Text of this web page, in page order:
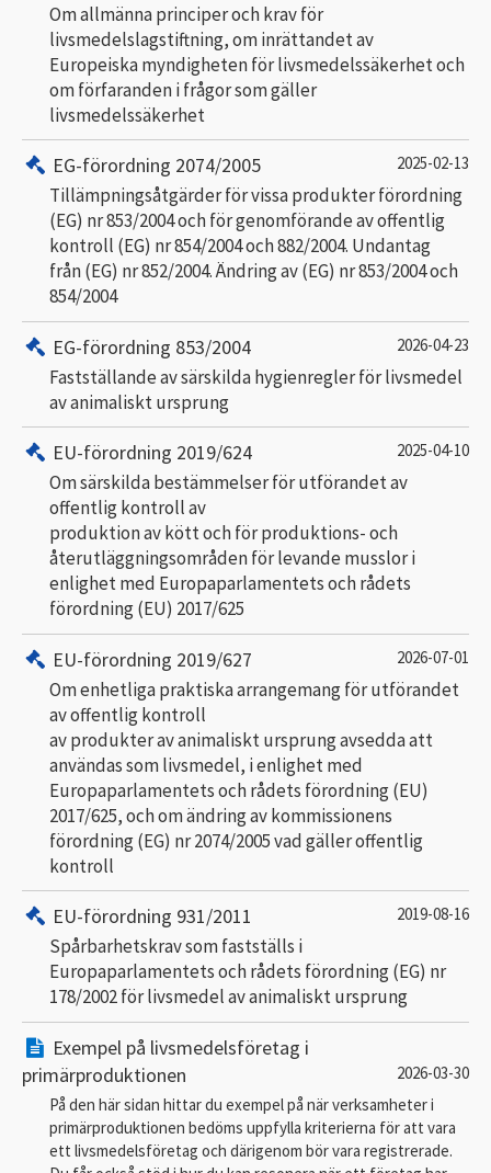
Om allmänna principer och krav för
livsmedelslagstiftning, om inrättandet av
Europeiska myndigheten för livsmedelssäkerhet och
om förfaranden i frågor som gäller
livsmedelssäkerhet
EG-förordning 2074/2005 2025-02-13
Tillämpningsåtgärder för vissa produkter förordning
(EG) nr 853/2004 och för genomförande av offentlig
kontroll (EG) nr 854/2004 och 882/2004. Undantag
från (EG) nr 852/2004. Ändring av (EG) nr 853/2004 och
854/2004
EG-förordning 853/2004 2026-04-23
Fastställande av särskilda hygienregler för livsmedel
av animaliskt ursprung
EU-förordning 2019/624 2025-04-10
Om särskilda bestämmelser för utförandet av
offentlig kontroll av
produktion av kött och för produktions- och
återutläggningsområden för levande musslor i
enlighet med Europaparlamentets och rådets
förordning (EU) 2017/625
EU-förordning 2019/627 2026-07-01
Om enhetliga praktiska arrangemang för utförandet
av offentlig kontroll
av produkter av animaliskt ursprung avsedda att
användas som livsmedel, i enlighet med
Europaparlamentets och rådets förordning (EU)
2017/625, och om ändring av kommissionens
förordning (EG) nr 2074/2005 vad gäller offentlig
kontroll
EU-förordning 931/2011 2019-08-16
Spårbarhetskrav som fastställs i
Europaparlamentets och rådets förordning (EG) nr
178/2002 för livsmedel av animaliskt ursprung
Exempel på livsmedelsföretag i
primärproduktionen
2026-03-30
På den här sidan hittar du exempel på när verksamheter i
primärproduktionen bedöms uppfylla kriterierna för att vara
ett livsmedelsföretag och därigenom bör vara registrerade.